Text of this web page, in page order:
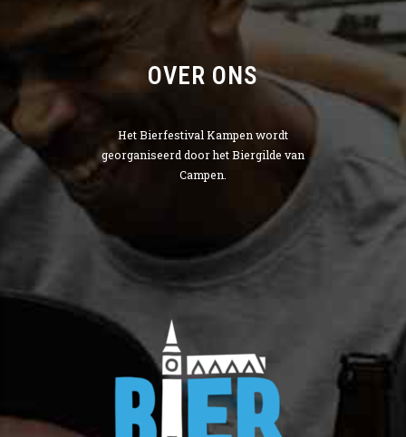
OVER ONS
Het Bierfestival Kampen wordt
georganiseerd door het Biergilde van
Campen.